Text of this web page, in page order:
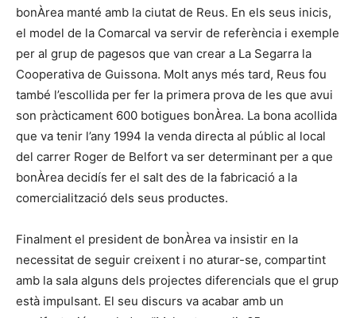
bonÀrea manté amb la ciutat de Reus. En els seus inicis,
el model de la Comarcal va servir de referència i exemple
per al grup de pagesos que van crear a La Segarra la
Cooperativa de Guissona. Molt anys més tard, Reus fou
també l’escollida per fer la primera prova de les que avui
son pràcticament 600 botigues bonÀrea. La bona acollida
que va tenir l’any 1994 la venda directa al públic al local
del carrer Roger de Belfort va ser determinant per a que
bonÀrea decidís fer el salt des de la fabricació a la
comercialització dels seus productes.
Finalment el president de bonÀrea va insistir en la
necessitat de seguir creixent i no aturar-se, compartint
amb la sala alguns dels projectes diferencials que el grup
està impulsant. El seu discurs va acabar amb un